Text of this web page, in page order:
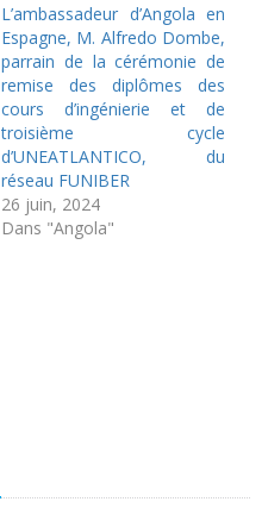
L’ambassadeur d’Angola en
Espagne, M. Alfredo Dombe,
parrain de la cérémonie de
remise des diplômes des
cours d’ingénierie et de
troisième cycle
d’UNEATLANTICO, du
réseau FUNIBER
26 juin, 2024
Dans "Angola"